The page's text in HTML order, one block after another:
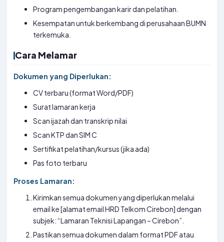
Program pengembangan karir dan pelatihan.
Kesempatan untuk berkembang di perusahaan BUMN
terkemuka.
Cara Melamar
Dokumen yang Diperlukan:
CV terbaru (format Word/PDF)
Surat lamaran kerja
Scan ijazah dan transkrip nilai
Scan KTP dan SIM C
Sertifikat pelatihan/kursus (jika ada)
Pas foto terbaru
Proses Lamaran:
Kirimkan semua dokumen yang diperlukan melalui
email ke [alamat email HRD Telkom Cirebon] dengan
subjek: “Lamaran Teknisi Lapangan – Cirebon”.
Pastikan semua dokumen dalam format PDF atau